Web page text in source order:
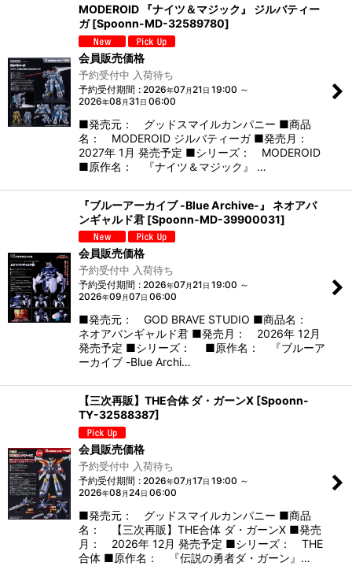
MODEROID 『ナイツ＆マジック』 ジルバティー
ガ [Spoonn-MD-32589780]
会員販売価格
予約受付中 入荷待ち
予約受付期間 : 2026年07月 21日 19:00 ～
2026年08 月 31日 06:00
■発売元： グッドスマイルカンパニー ■商品
名： MODEROID ジルバティーガ ■発売月：
2027年 1月 発売予定 ■シリーズ： MODEROID
■原作名： 『ナイツ＆マジック』 …
『ブルーアーカイブ -Blue Archive-』 ネオアバ
ンギャルド君 [Spoonn-MD-39900031]
会員販売価格
予約受付中 入荷待ち
予約受付期間 : 2026年07月21 日 19:00 ～
2026年09月07日 06:00
■発売元： GOD BRAVE STUDIO ■商品名：
ネオアバンギャルド君 ■発売月： 2026年 12月
発売予定 ■シリーズ： ■原作名： 『ブルーア
ーカイブ -Blue Archi…
【三次再販】THE合体 ダ・ガーンX [Spoonn-
TY-32588387]
会員販売価格
予約受付中 入荷待ち
予約受付期間 : 2026年07月17日 19:00 ～
2026年08 月24日 06:00
■発売元： グッドスマイルカンパニー ■商品
名： 【三次再販】THE合体 ダ・ガーンX ■発売
月： 2026年 12月 発売予定 ■シリーズ： THE
合体 ■原作名： 『伝説の勇者ダ・ガーン』…